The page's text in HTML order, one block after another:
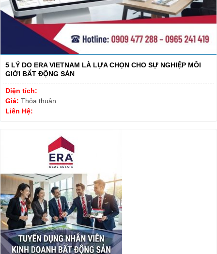
5 LÝ DO ERA VIETNAM LÀ LỰA CHỌN CHO SỰ NGHIỆP MÔI
GIỚI BẤT ĐỘNG SẢN
Diện tích:
Giá: Thỏa thuận
Liên Hệ: